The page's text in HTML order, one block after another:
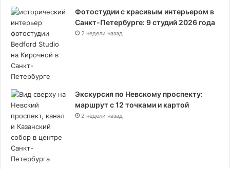
Фотостудии с красивым интерьером в
Санкт-Петербурге: 9 студий 2026 года
2 недели назад
Экскурсия по Невскому проспекту:
маршрут с 12 точками и картой
2 недели назад